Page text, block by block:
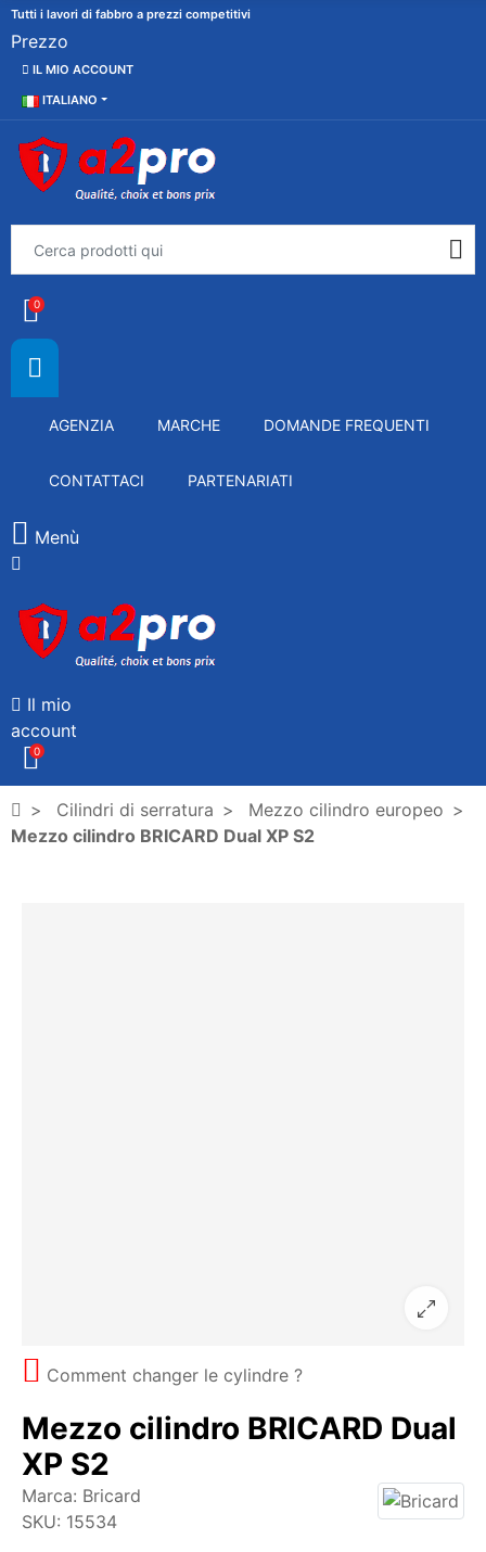
Tutti i lavori di fabbro a prezzi competitivi
Prezzo
IL MIO ACCOUNT
ITALIANO
0
AGENZIA MARCHE DOMANDE FREQUENTI
CONTATTACI PARTENARIATI
Menù
Il mio
account
0
Cilindri di serratura
Mezzo cilindro europeo
Mezzo cilindro BRICARD Dual XP S2
Comment changer le cylindre ?
Mezzo cilindro BRICARD Dual
XP S2
Marca: Bricard
SKU: 15534